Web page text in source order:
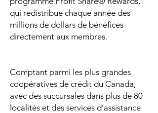
qui redistribue chaque année des
millions de dollars de bénéfices
directement aux membres.
Comptant parmi les plus grandes
coopératives de crédit du Canada,
avec des succursales dans plus de 80
localités et des services d’assistance